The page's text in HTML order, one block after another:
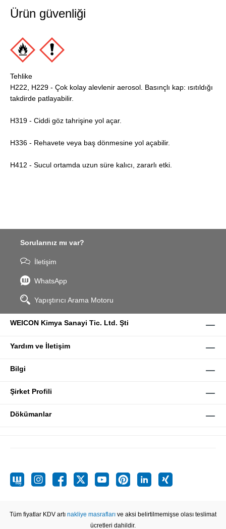
Ürün güvenliği
Tehlike
H222, H229 - Çok kolay alevlenir aerosol. Basınçlı kap: ısıtıldığı
takdirde patlayabilir.
H319 - Ciddi göz tahrişine yol açar.
H336 - Rehavete veya baş dönmesine yol açabilir.
H412 - Sucul ortamda uzun süre kalıcı, zararlı etki.
Sorularınız mı var?
İletişim
WhatsApp
Yapıştırıcı Arama Motoru
WEICON Kimya Sanayi Tic. Ltd. Şti
Yardım ve İletişim
Bilgi
Şirket Profili
Dökümanlar
Tüm fiyatlar KDV artı nakliye masrafları ve aksi belirtilmemişse olası teslimat
ücretleri dahildir.